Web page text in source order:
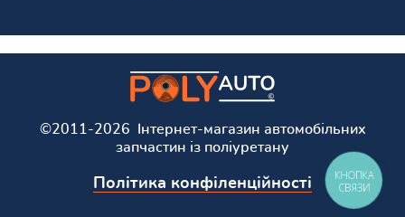
©2011-2026 Інтернет-магазин автомобільних
запчастин із поліуретану
Політика конфіленційності
КНОПКА
СВЯЗИ